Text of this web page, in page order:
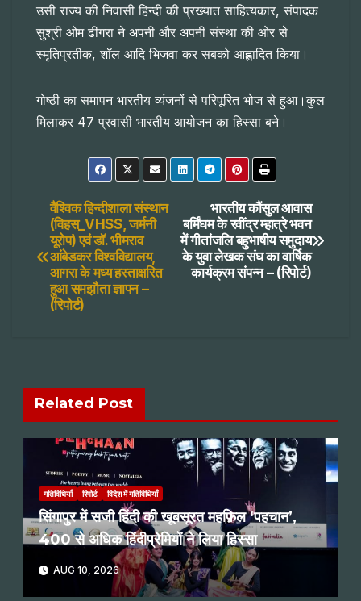
उसी राज्य की निवासी हिन्दी की प्रख्यात साहित्यकार, संपादक
सुश्री ओम ढींगरा ने अपनी और अपनी संस्था की ओर से
स्मृतिप्रतीक, शॉल आदि भिजवा कर सबको आह्लादित किया।
गोष्ठी का समापन भारतीय व्यंजनों से परिपूरित भोज से हुआ।कुल
मिलाकर 47 प्रवासी भारतीय आयोजन का हिस्सा बने।
Post
navigation
भारतीय कौंसुल आवास
बर्मिंघम के रवींद्र म्हात्रे भवन
में गीतांजलि बहुभाषीय समुदाय
के युवा लेखक संघ का वार्षिक
कार्यक्रम संपन्न – (रिपोर्ट)
वैश्विक हिन्दीशाला संस्थान
(विहस_VHSS, जर्मनी
यूरोप) एवं डॉ. भीमराव
आंबेडकर विश्वविद्यालय,
आगरा के मध्य हस्ताक्षरित
हुआ समझौता ज्ञापन –
(रिपोर्ट)
Related Post
गतिविधियाँ रिपोर्ट विदेश में गतिविधियाँ
सिंगापुर में सजी हिंदी की खूबसूरत महफ़िल ‘पहचान’,
400 से अधिक हिंदीप्रेमियों ने लिया हिस्सा
AUG 10, 2026